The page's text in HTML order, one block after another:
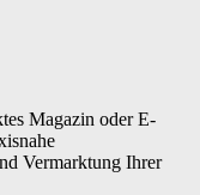
Magazin oder E-
Vermarktung Ihrer